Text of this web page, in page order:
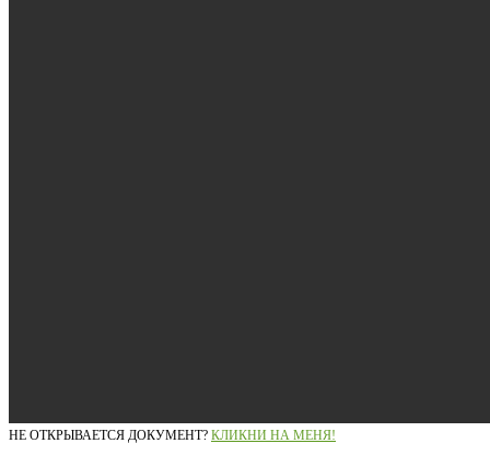
НЕ ОТКРЫВАЕТСЯ ДОКУМЕНТ? КЛИКНИ НА МЕНЯ!